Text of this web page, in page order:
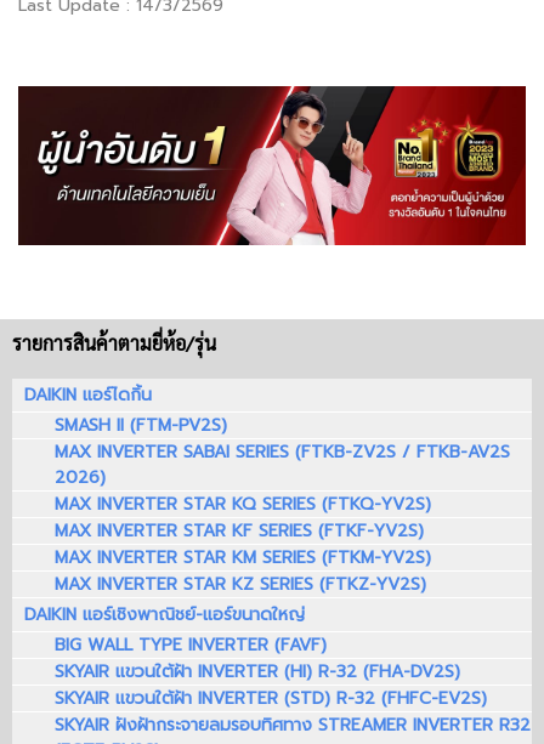
Last Update : 14/3/2569
รายการสินค้าตามยี่ห้อ/รุ่น
DAIKIN แอร์ไดกิ้น
SMASH II (FTM-PV2S)
MAX INVERTER SABAI SERIES (FTKB-ZV2S / FTKB-AV2S
2026)
MAX INVERTER STAR KQ SERIES (FTKQ-YV2S)
MAX INVERTER STAR KF SERIES (FTKF-YV2S)
MAX INVERTER STAR KM SERIES (FTKM-YV2S)
MAX INVERTER STAR KZ SERIES (FTKZ-YV2S)
DAIKIN แอร์เชิงพาณิชย์-แอร์ขนาดใหญ่
BIG WALL TYPE INVERTER (FAVF)
SKYAIR แขวนใต้ฝ้า INVERTER (HI) R-32 (FHA-DV2S)
SKYAIR แขวนใต้ฝ้า INVERTER (STD) R-32 (FHFC-EV2S)
SKYAIR ฝังฝ้ากระจายลมรอบทิศทาง STREAMER INVERTER R32